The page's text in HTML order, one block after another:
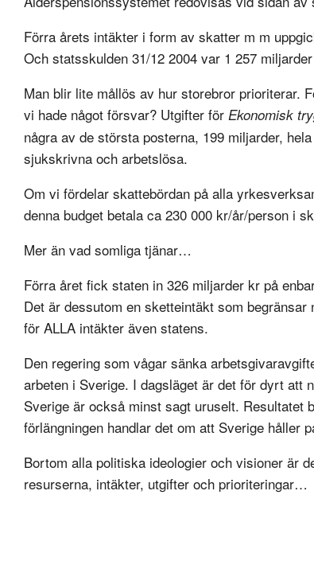
Förra årets intäkter i form av skatter m m
Och statsskulden 31/12 2004 var 1 257
Man blir lite mållös av hur storebror prioriterar.
vi hade något försvar? Utgifter för Ekonomisk
några av de största posterna, 199 miljarder,
sjukskrivna och arbetslösa.
Om vi fördelar skattebördan på alla
denna budget betala ca 230 000 kr/år/person i
Mer än vad somliga tjänar…
Förra året fick staten in 326 miljarder kr på
Det är dessutom en sketteintäkt som
för ALLA intäkter även statens.
Den regering som vågar sänka
arbeten i Sverige. I dagsläget är det för dyrt att
Sverige är också minst sagt uruselt.
förlängningen handlar det om att Sverige håller
Bortom alla politiska ideologier och visioner är
resurserna, intäkter, utgifter och prioriteringar…